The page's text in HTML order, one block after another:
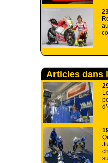
Articles dans